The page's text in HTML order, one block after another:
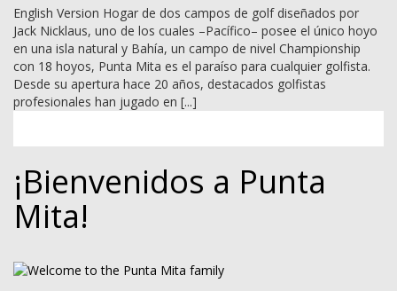
English Version Hogar de dos campos de golf diseñados por
Jack Nicklaus, uno de los cuales –Pacífico– posee el único hoyo
en una isla natural y Bahía, un campo de nivel Championship
con 18 hoyos, Punta Mita es el paraíso para cualquier golfista.
Desde su apertura hace 20 años, destacados golfistas
profesionales han jugado en [...]
¡Bienvenidos a Punta
Mita!